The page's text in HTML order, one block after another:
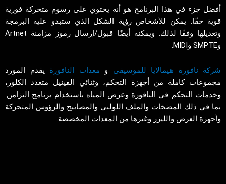
أفضل جزء في هذا البرنامج هو أنه يحتوي على رسوم متحركة فورية
قوية حقًا. يمكن للأشخاص رؤية الشكل الذي ستبدو عليه البرمجة
وتعديلها وفقًا لذلك. ويمكنه أيضًا قبول/إرسال رموز مزامنة Artnet
وSMPTE وMIDI.
شركة نافورة هيمالايا للموسيقى و معدات النافورة يقدم المورد
مجموعات كاملة من أجهزة التحكم، وثنائي الفينيل متعدد الكلور،
وخدمات التحكم في النافورة وعرض المياه باستخدام برنامج التزامن.
بما في ذلك المضخات والملف اللولبي والمصابيح والرؤوس المتحركة
وأجهزة العرض والليزر وغيرها من المعدات المخصصة.